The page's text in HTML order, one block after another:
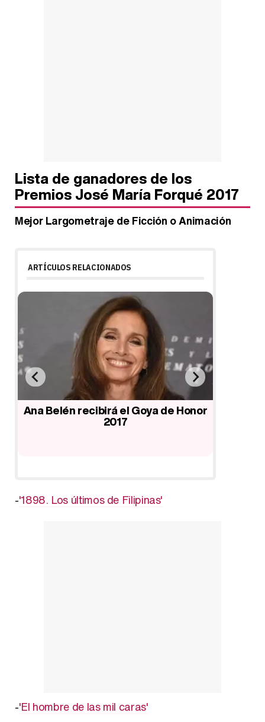
Lista de ganadores de los
Premios José María Forqué 2017
Mejor Largometraje de Ficción o Animación
ARTÍCULOS RELACIONADOS
Ana Belén recibirá el Goya de Honor
2017
-'1898. Los últimos de Filipinas'
-'El hombre de las mil caras'